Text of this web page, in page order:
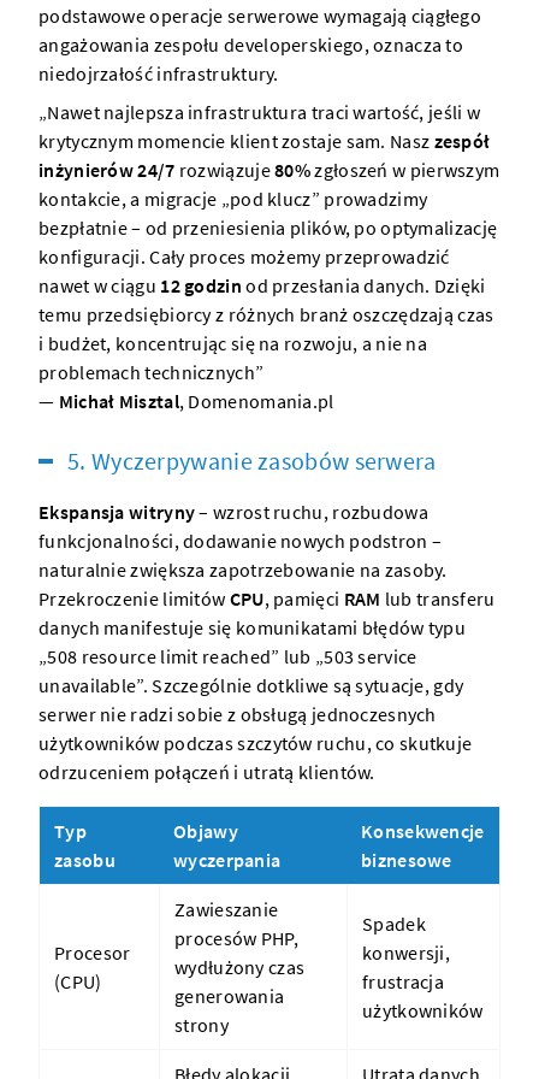
podstawowe operacje serwerowe wymagają ciągłego
angażowania zespołu developerskiego, oznacza to
niedojrzałość infrastruktury.
„Nawet najlepsza infrastruktura traci wartość, jeśli w
krytycznym momencie klient zostaje sam. Nasz zespół
inżynierów 24/7 rozwiązuje80%zgłoszeń w pierwszym
kontakcie, a migracje „pod klucz” prowadzimy
bezpłatnie – od przeniesienia plików, po optymalizację
konfiguracji. Cały proces możemy przeprowadzić
nawet w ciągu 12 godzin od przesłania danych. Dzięki
temu przedsiębiorcy z różnych branż oszczędzają czas
i budżet, koncentrując się na rozwoju, a nie na
problemach technicznych”
— Michał Misztal, Domenomania.pl
5. Wyczerpywanie zasobów serwera
Ekspansja witryny– wzrost ruchu, rozbudowa
funkcjonalności, dodawanie nowych podstron –
naturalnie zwiększa zapotrzebowanie na zasoby.
Przekroczenie limitów CPU, pamięci RAM lub transferu
danych manifestuje się komunikatami błędów typu
„508 resource limit reached” lub „503 service
unavailable”. Szczególnie dotkliwe są sytuacje, gdy
serwer nie radzi sobie z obsługą jednoczesnych
użytkowników podczas szczytów ruchu, co skutkuje
odrzuceniem połączeń i utratą klientów.
Typ
zasobu
Objawy
wyczerpania
Konsekwencje
biznesowe
Procesor
(CPU)
Zawieszanie
procesów PHP,
wydłużony czas
generowania
strony
Spadek
konwersji,
frustracja
użytkowników
Błędy alokacji, Utrata danych